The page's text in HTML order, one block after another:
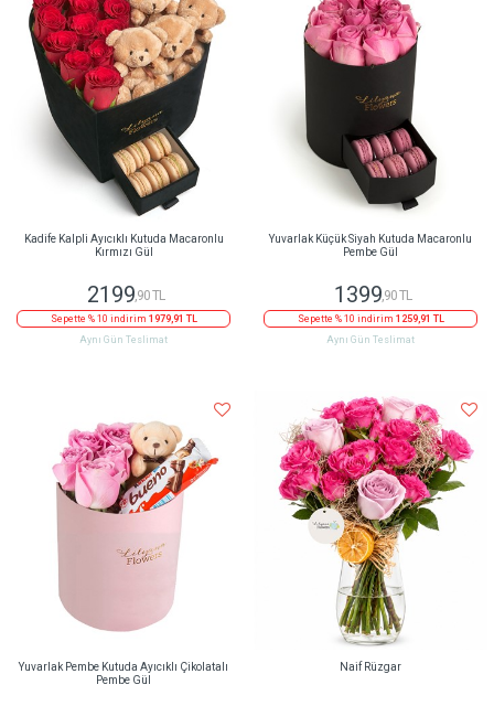
Kadife Kalpli Ayıcıklı Kutuda Macaronlu
Kırmızı Gül
2199,90 TL
Sepette % 10 indirim 1979,91 TL
Aynı Gün Teslimat
Yuvarlak Küçük Siyah Kutuda Macaronlu
Pembe Gül
1399,90 TL
Sepette % 10 indirim 1259,91 TL
Aynı Gün Teslimat
Yuvarlak Pembe Kutuda Ayıcıklı Çikolatalı
Pembe Gül
Naif Rüzgar